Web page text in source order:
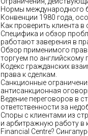
Нормы международного
Конвенции 1980 года,
Как проверить клиента
Специфика и обзор
работают заверения в
Обзор применимого
торгуем по английскому
Кодекс гражданских
права к сделкам.
Санкционные
антисанкционная
Ведение переговоров в
ответственности за
Споры с клиентами из
и арбитражную работу в
Financial Centre?